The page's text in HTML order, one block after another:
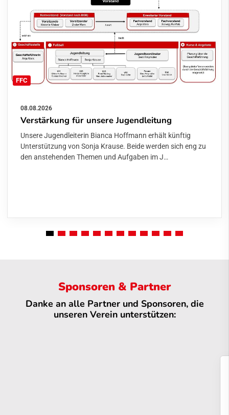
FFC
08.08.2026
Verstärkung für unsere Jugendleitung
Unsere Jugendleiterin Bianca Hoffmann erhält künftig
Unterstützung von Sonja Krause. Beide werden sich eng zu
den anstehenden Themen und Aufgaben im J…
Sponsoren & Partner
Danke an alle Partner und Sponsoren, die
unseren Verein unterstützen: